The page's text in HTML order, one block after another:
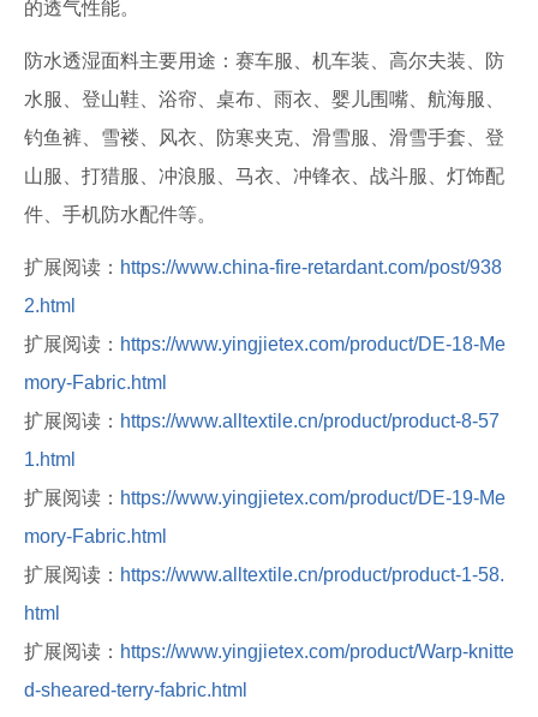
的透气性能。
防水透湿面料主要用途：赛车服、机车装、高尔夫装、防
水服、登山鞋、浴帘、桌布、雨衣、婴儿围嘴、航海服、
钓鱼裤、雪褛、风衣、防寒夹克、滑雪服、滑雪手套、登
山服、打猎服、冲浪服、马衣、冲锋衣、战斗服、灯饰配
件、手机防水配件等。
扩展阅读： https://www.china-fire-retardant.com/post/938
2.html
扩展阅读： https://www.yingjietex.com/product/DE-18-Me
mory-Fabric.html
扩展阅读： https://www.alltextile.cn/product/product-8-57
1.html
扩展阅读： https://www.yingjietex.com/product/DE-19-Me
mory-Fabric.html
扩展阅读： https://www.alltextile.cn/product/product-1-58.
html
扩展阅读： https://www.yingjietex.com/product/Warp-knitte
d-sheared-terry-fabric.html